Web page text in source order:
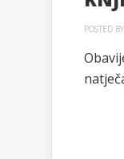
POSTED BY